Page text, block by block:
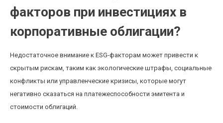
факторов при инвестициях в
корпоративные облигации?
Недостаточное внимание к ESG-факторам может привести к
скрытым рискам, таким как экологические штрафы, социальные
конфликты или управленческие кризисы, которые могут
негативно сказаться на платежеспособности эмитента и
стоимости облигаций.